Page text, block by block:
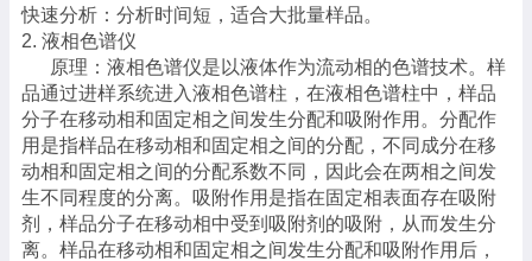
快速分析：分析时间短，适合大批量样品。
2. 液相色谱仪
原理：液相色谱仪是以液体作为流动相的色谱技术。样
品通过进样系统进入液相色谱柱，在液相色谱柱中，样品
分子在移动相和固定相之间发生分配和吸附作用。分配作
用是指样品在移动相和固定相之间的分配，不同成分在移
动相和固定相之间的分配系数不同，因此会在两相之间发
生不同程度的分离。吸附作用是指在固定相表面存在吸附
剂，样品分子在移动相中受到吸附剂的吸附，从而发生分
离。样品在移动相和固定相之间发生分配和吸附作用后，